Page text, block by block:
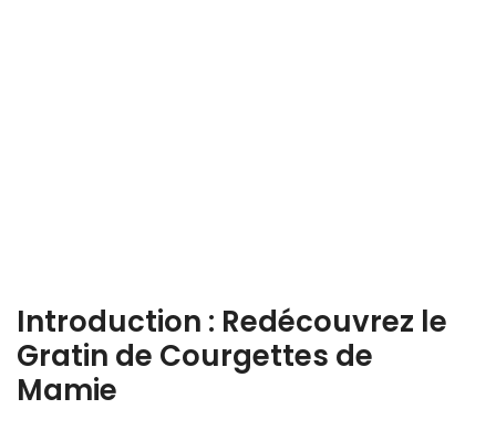
Introduction : Redécouvrez le
Gratin de Courgettes de
Mamie